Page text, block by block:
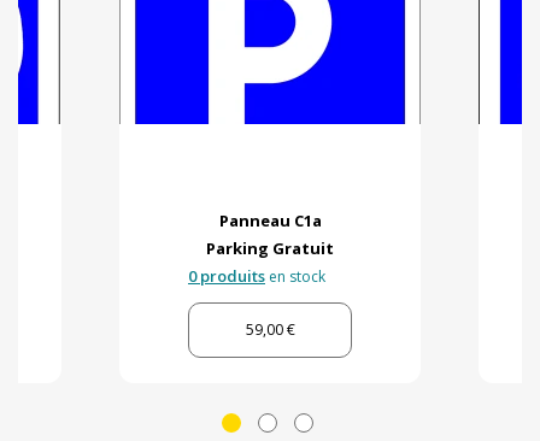
Panneau C1a
Parking Gratuit
0 produits en stock
59,00 €